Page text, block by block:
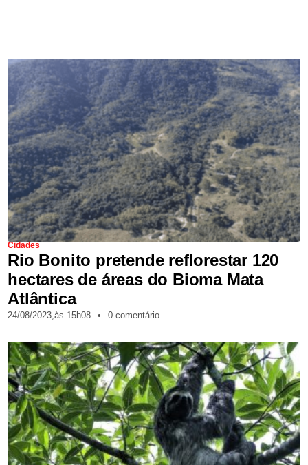
Cidades
Rio Bonito pretende reflorestar 120
hectares de áreas do Bioma Mata
Atlântica
24/08/2023,às 15h08 • 0 comentário